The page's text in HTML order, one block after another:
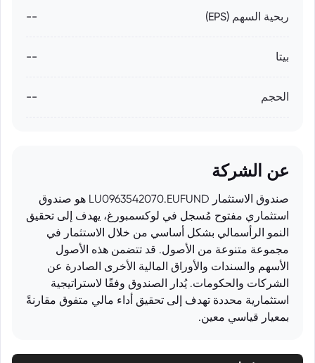
ربحية السهم (EPS) --
بيتا --
الحجم --
عن الشركة
صندوق الاستثمار LU0963542070.EUFUND هو صندوق
استثماري مفتوح مُسجل في لوكسمبورغ، يهدف إلى تحقيق
النمو الرأسمالي بشكل أساسي من خلال الاستثمار في
مجموعة متنوعة من الأصول. قد تتضمن هذه الأصول
الأسهم والسندات والأوراق المالية الأخرى الصادرة عن
الشركات والحكومات. يُدار الصندوق وفقًا لاستراتيجية
استثمارية محددة تهدف إلى تحقيق أداء مالي متفوق مقارنةً
بمعيار قياسي معين.